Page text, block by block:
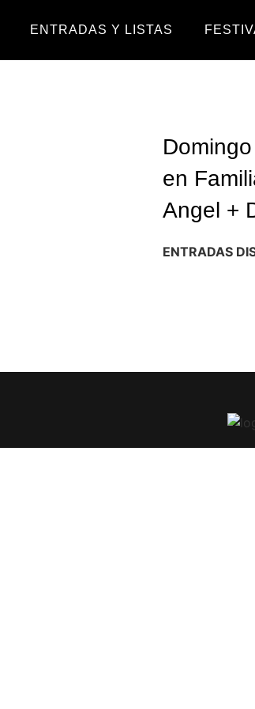
ENTRADAS Y LISTAS
en
Angel +
ENTRADAS